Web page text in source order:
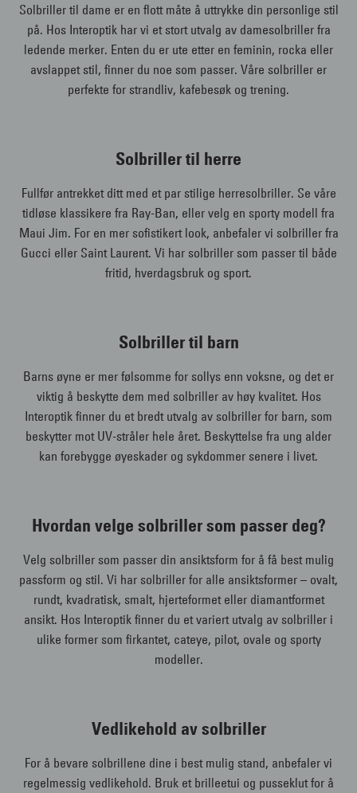
Solbriller til dame er en flott måte å uttrykke din personlige stil
på. Hos Interoptik har vi et stort utvalg av damesolbriller fra
ledende merker. Enten du er ute etter en feminin, rocka eller
avslappet stil, finner du noe som passer. Våre solbriller er
perfekte for strandliv, kafebesøk og trening.
Solbriller til herre
Fullfør antrekket ditt med et par stilige herresolbriller. Se våre
tidløse klassikere fra Ray-Ban, eller velg en sporty modell fra
Maui Jim. For en mer sofistikert look, anbefaler vi solbriller fra
Gucci eller Saint Laurent. Vi har solbriller som passer til både
fritid, hverdagsbruk og sport.
Solbriller til barn
Barns øyne er mer følsomme for sollys enn voksne, og det er
viktig å beskytte dem med solbriller av høy kvalitet. Hos
Interoptik finner du et bredt utvalg av solbriller for barn, som
beskytter mot UV-stråler hele året. Beskyttelse fra ung alder
kan forebygge øyeskader og sykdommer senere i livet.
Hvordan velge solbriller som passer deg?
Velg solbriller som passer din ansiktsform for å få best mulig
passform og stil. Vi har solbriller for alle ansiktsformer – ovalt,
rundt, kvadratisk, smalt, hjerteformet eller diamantformet
ansikt. Hos Interoptik finner du et variert utvalg av solbriller i
ulike former som firkantet, cateye, pilot, ovale og sporty
modeller.
Vedlikehold av solbriller
For å bevare solbrillene dine i best mulig stand, anbefaler vi
regelmessig vedlikehold. Bruk et brilleetui og pusseklut for å